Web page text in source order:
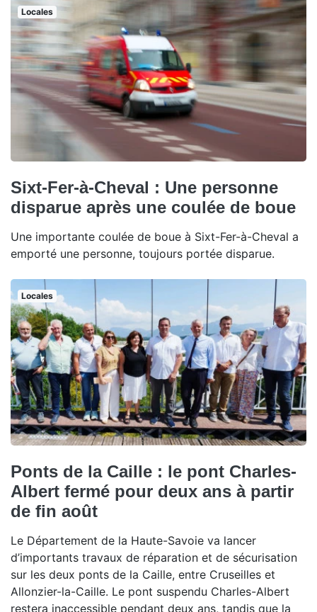
Locales
Sixt-Fer-à-Cheval : Une personne
disparue après une coulée de boue
Une importante coulée de boue à Sixt-Fer-à-Cheval a
emporté une personne, toujours portée disparue.
Locales
Ponts de la Caille : le pont Charles-
Albert fermé pour deux ans à partir
de fin août
Le Département de la Haute-Savoie va lancer
d’importants travaux de réparation et de sécurisation
sur les deux ponts de la Caille, entre Cruseilles et
Allonzier-la-Caille. Le pont suspendu Charles-Albert
restera inaccessible pendant deux ans, tandis que la